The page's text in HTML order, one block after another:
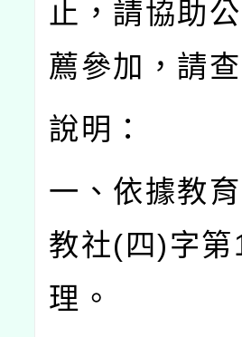
止，請協助
薦參加，請
說明：
一、依據教
教社( 四)字第
理。